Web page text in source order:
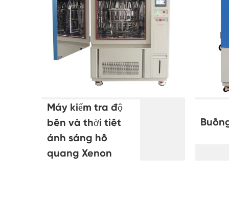
Máy kiểm tra độ
bền và thời tiết
ánh sáng hồ
quang Xenon